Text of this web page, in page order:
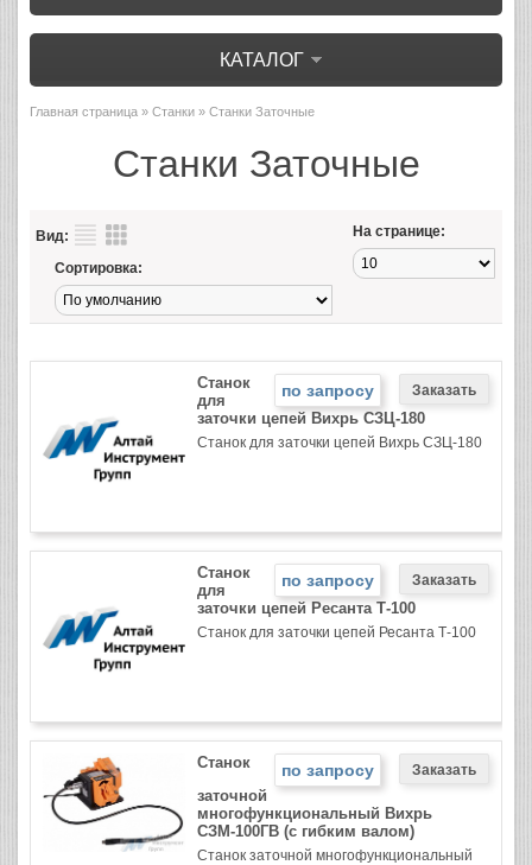
КАТАЛОГ
Главная страница » Станки » Станки Заточные
Станки Заточные
Вид: На странице:
Сортировка:
по запросу
Станок
для
заточки цепей Вихрь СЗЦ-180
Станок для заточки цепей Вихрь СЗЦ-180
по запросу
Станок
для
заточки цепей Ресанта Т-100
Станок для заточки цепей Ресанта Т-100
по запросу
Станок
заточной
многофункциональный Вихрь
СЗМ-100ГВ (с гибким валом)
Станок заточной многофункциональный